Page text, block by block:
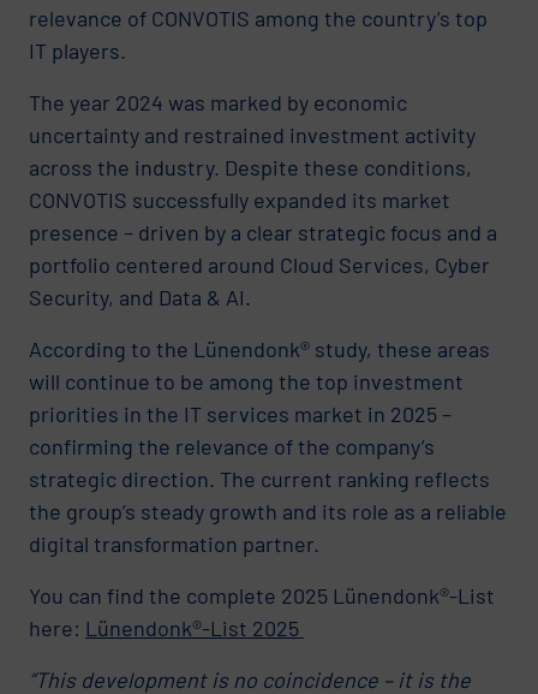
relevance of CONVOTIS among the country’s top
IT players.
The year 2024 was marked by economic
uncertainty and restrained investment activity
across the industry. Despite these conditions,
CONVOTIS successfully expanded its market
presence – driven by a clear strategic focus and a
portfolio centered around Cloud Services, Cyber
Security, and Data & AI.
According to the Lünendonk® study, these areas
will continue to be among the top investment
priorities in the IT services market in 2025 –
confirming the relevance of the company’s
strategic direction. The current ranking reflects
the group’s steady growth and its role as a reliable
digital transformation partner.
You can find the complete 2025 Lünendonk®-List
here: Lünendonk®-List 2025
“This development is no coincidence – it is the